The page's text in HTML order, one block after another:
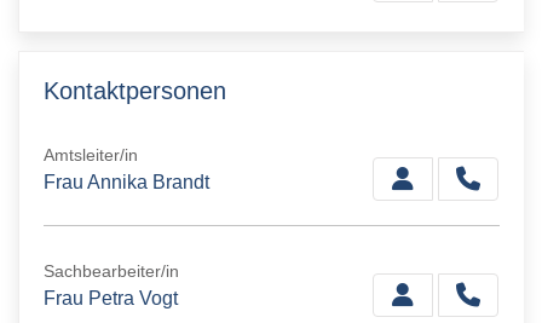
Kontaktpersonen
Amtsleiter/in
Frau Annika Brandt
Sachbearbeiter/in
Frau Petra Vogt